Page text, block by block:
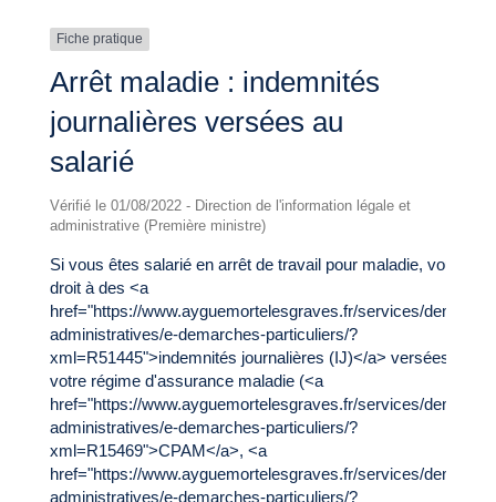
Fiche pratique
Arrêt maladie : indemnités
journalières versées au
salarié
Vérifié le 01/08/2022 - Direction de l'information légale et
administrative (Première ministre)
Si vous êtes salarié en arrêt de travail pour maladie, vous
droit à des <a
href="https://www.ayguemortelesgraves.fr/services/
administratives/e-demarches-particuliers/?
xml=R51445">indemnités journalières (IJ)</a> versées par
votre régime d'assurance maladie (<a
href="https://www.ayguemortelesgraves.fr/services/
administratives/e-demarches-particuliers/?
xml=R15469">CPAM</a>, <a
href="https://www.ayguemortelesgraves.fr/services/
administratives/e-demarches-particuliers/?